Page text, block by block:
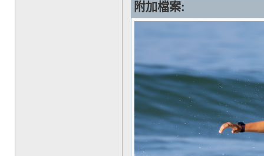
附加檔案: